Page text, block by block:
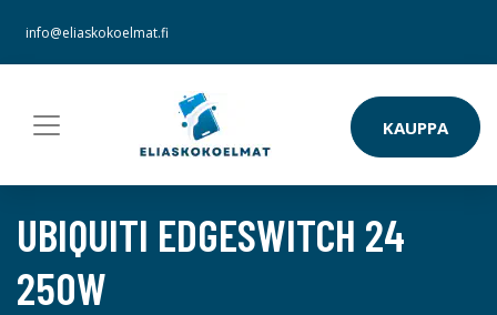
info@eliaskokoelmat.fi
KAUPPA
UBIQUITI EDGESWITCH 24
250W